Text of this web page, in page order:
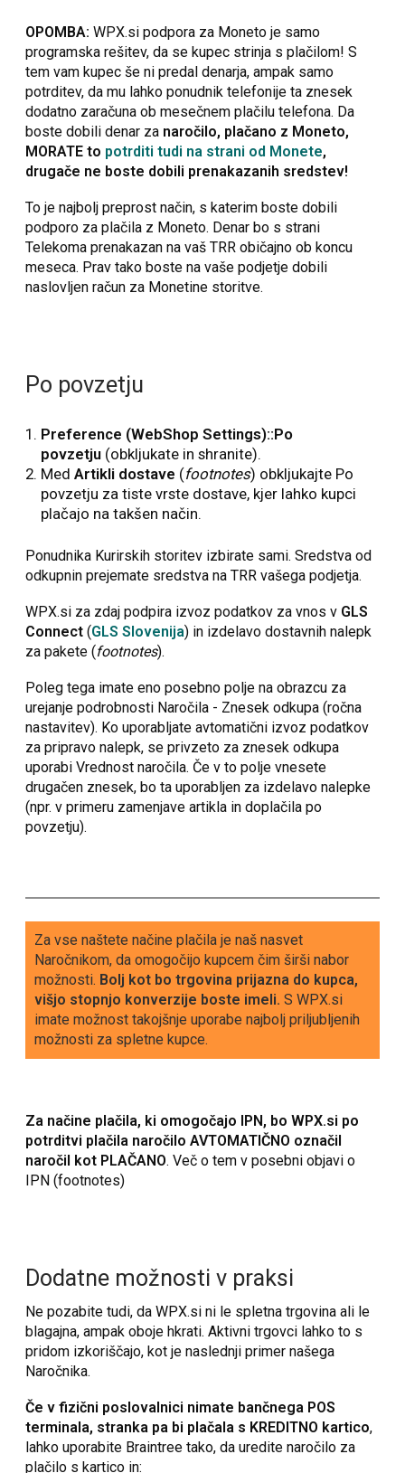
OPOMBA: WPX.si podpora za Moneto je samo
programska rešitev, da se kupec strinja s plačilom! S
tem vam kupec še ni predal denarja, ampak samo
potrditev, da mu lahko ponudnik telefonije ta znesek
dodatno zaračuna ob mesečnem plačilu telefona. Da
boste dobili denar za naročilo, plačano z Moneto,
MORATE to potrditi tudi na strani od Monete,
drugače ne boste dobili prenakazanih sredstev!
To je najbolj preprost način, s katerim boste dobili
podporo za plačila z Moneto. Denar bo s strani
Telekoma prenakazan na vaš TRR običajno ob koncu
meseca. Prav tako boste na vaše podjetje dobili
naslovljen račun za Monetine storitve.
Po povzetju
Preference (WebShop Settings)::Po
povzetju (obkljukate in shranite).
Med Artikli dostave (footnotes) obkljukajte Po
povzetju za tiste vrste dostave, kjer lahko kupci
plačajo na takšen način.
Ponudnika Kurirskih storitev izbirate sami. Sredstva od
odkupnin prejemate sredstva na TRR vašega podjetja.
WPX.si za zdaj podpira izvoz podatkov za vnos v GLS
Connect (GLS Slovenija) in izdelavo dostavnih nalepk
za pakete (footnotes).
Poleg tega imate eno posebno polje na obrazcu za
urejanje podrobnosti Naročila - Znesek odkupa (ročna
nastavitev). Ko uporabljate avtomatični izvoz podatkov
za pripravo nalepk, se privzeto za znesek odkupa
uporabi Vrednost naročila. Če v to polje vnesete
drugačen znesek, bo ta uporabljen za izdelavo nalepke
(npr. v primeru zamenjave artikla in doplačila po
povzetju).
Za vse naštete načine plačila je naš nasvet
Naročnikom, da omogočijo kupcem čim širši nabor
možnosti. Bolj kot bo trgovina prijazna do kupca,
višjo stopnjo konverzije boste imeli. S WPX.si
imate možnost takojšnje uporabe najbolj priljubljenih
možnosti za spletne kupce.
Za načine plačila, ki omogočajo IPN, bo WPX.si po
potrditvi plačila naročilo AVTOMATIČNO označil
naročil kot PLAČANO. Več o tem v posebni objavi o
IPN (footnotes)
Dodatne možnosti v praksi
Ne pozabite tudi, da WPX.si ni le spletna trgovina ali le
blagajna, ampak oboje hkrati. Aktivni trgovci lahko to s
pridom izkoriščajo, kot je naslednji primer našega
Naročnika.
Če v fizični poslovalnici nimate bančnega POS
terminala, stranka pa bi plačala s KREDITNO kartico,
lahko uporabite Braintree tako, da uredite naročilo za
plačilo s kartico in: